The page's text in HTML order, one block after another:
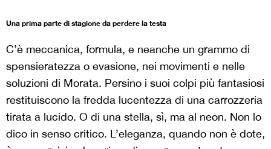
Una prima parte di stagione da perdere la testa
C’è meccanica, formula, e neanche un grammo di
spensieratezza o evasione, nei movimenti e nelle
soluzioni di Morata. Persino i suoi colpi più fantasiosi
restituiscono la fredda lucentezza di una carrozzeria
tirata a lucido. O di una stella, sì, ma al neon. Non lo
dico in senso critico. L’eleganza, quando non è dote,